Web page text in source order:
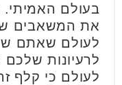
בעולם
את המשאבים
לעולם שאתם
לרעיונות שלכם
לעולם כי קלף